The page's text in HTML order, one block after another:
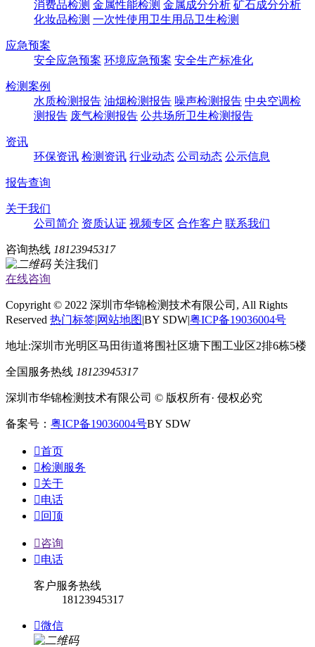
消费品检测 金属性能检测 金属成分分析 矿石成分分析
化妆品检测 一次性使用卫生用品卫生检测
应急预案
安全应急预案 环境应急预案 安全生产标准化
检测案例
水质检测报告 油烟检测报告 噪声检测报告 中央空调检
测报告 废气检测报告 公共场所卫生检测报告
资讯
环保资讯 检测资讯 行业动态 公司动态 公示信息
报告查询
关于我们
公司简介 资质认证 视频专区 合作客户 联系我们
咨询热线 18123945317
关注我们
在线咨询
Copyright © 2022 深圳市华锦检测技术有限公司, All Rights
Reserved 热门标签|网站地图|BY SDW|粤ICP备19036004号
地址:深圳市光明区马田街道将围社区塘下围工业区2排6栋5楼
全国服务热线 18123945317
深圳市华锦检测技术有限公司 © 版权所有· 侵权必究
备案号： 粤ICP备19036004号BY SDW
首页
检测服务
关于
电话
 回顶
咨询
电话
客户服务热线
18123945317
微信